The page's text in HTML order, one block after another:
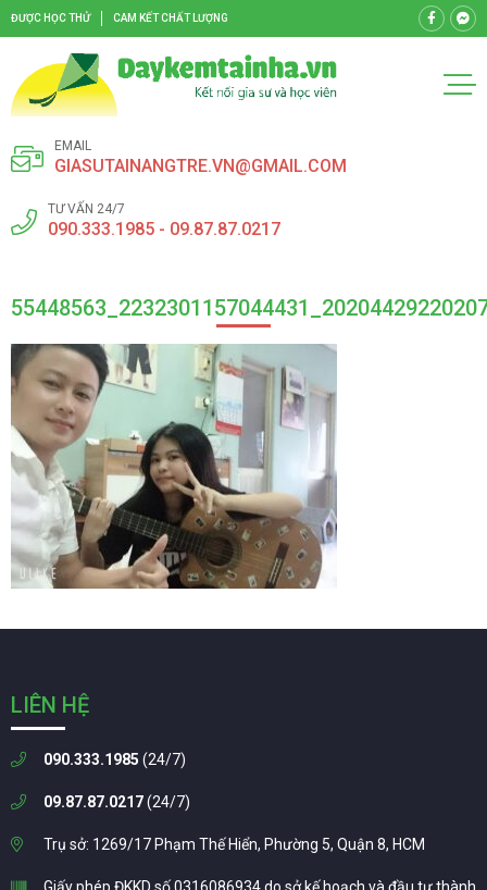
ĐƯỢC HỌC THỬ CAM KẾT CHẤT LƯỢNG
EMAIL
GIASUTAINANGTRE.VN@GMAIL.COM
TƯ VẤN 24/7
090.333.1985 - 09.87.87.0217
LIÊN HỆ
090.333.1985 (24/7)
09.87.87.0217(24/7)
Trụ sở: 1269/17 Phạm Thế Hiển, Phường 5, Quận 8, HCM